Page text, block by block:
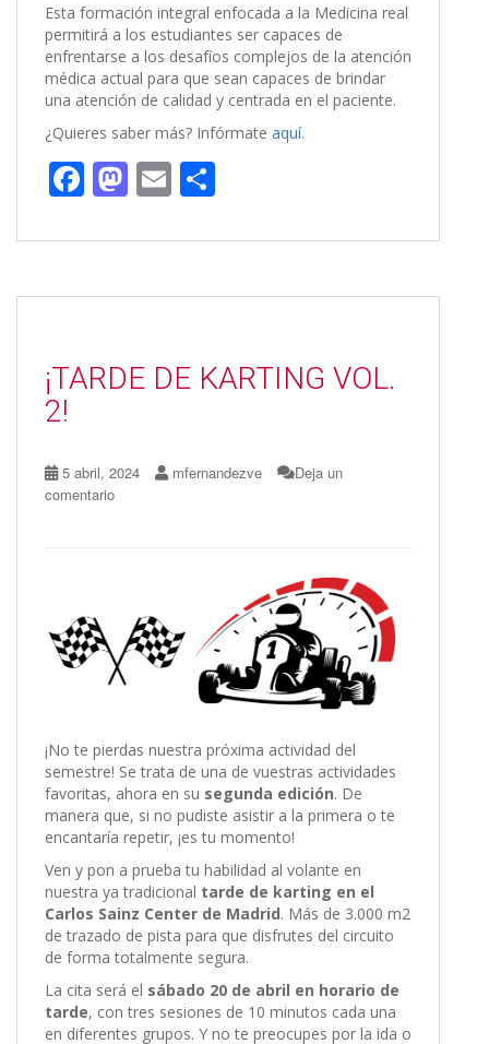
Esta formación integral enfocada a la Medicina real
permitirá a los estudiantes ser capaces de
enfrentarse a los desafíos complejos de la atención
médica actual para que sean capaces de brindar
una atención de calidad y centrada en el paciente.
¿Quieres saber más? Infórmate aquí.
F
e
b
k
M
to
d
E
ai
l
m
p
r
¡TARDE DE KARTING VOL.
2!
5 abril, 2024 mfernandezve
Deja un
comentario
¡No te pierdas nuestra próxima actividad del
semestre! Se trata de una de vuestras actividades
favoritas, ahora en su segunda edición. De
manera que, si no pudiste asistir a la primera o te
encantaría repetir, ¡es tu momento!
Ven y pon a prueba tu habilidad al volante en
nuestra ya tradicional tarde de karting en el
Carlos Sainz Center de Madrid. Más de 3.000 m2
de trazado de pista para que disfrutes del circuito
de forma totalmente segura.
La cita será el sábado 20 de abril en horario de
tarde, con tres sesiones de 10 minutos cada una
en diferentes grupos. Y no te preocupes por la ida o